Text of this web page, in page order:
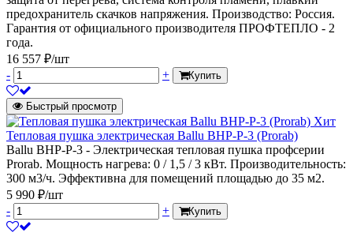
предохранитель скачков напряжения. Производство: Россия.
Гарантия от официального производителя ПРОФТЕПЛО - 2
года.
16 557 ₽/шт
-
+ Купить
Быстрый просмотр
Хит
Тепловая пушка электрическая Ballu BHP-P-3 (Prorab)
Ballu BHP-P-3 - Электрическая тепловая пушка профсерии
Prorab. Мощность нагрева: 0 / 1,5 / 3 кВт. Производительность:
300 м3/ч. Эффективна для помещений площадью до 35 м2.
5 990 ₽/шт
-
+ Купить